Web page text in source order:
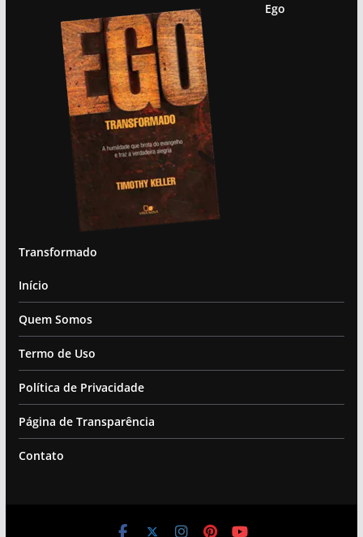
Ego
Transformado
Início
Quem Somos
Termo de Uso
Política de Privacidade
Página de Transparência
Contato